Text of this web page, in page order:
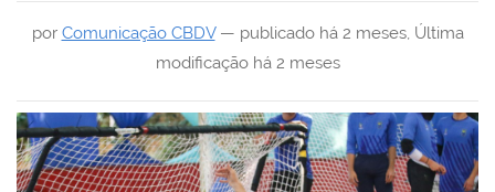
por Comunicação CBDV— publicado há 2 meses, Última
modificação há 2 meses